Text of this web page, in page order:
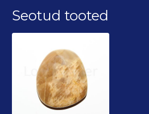
Seotud tooted